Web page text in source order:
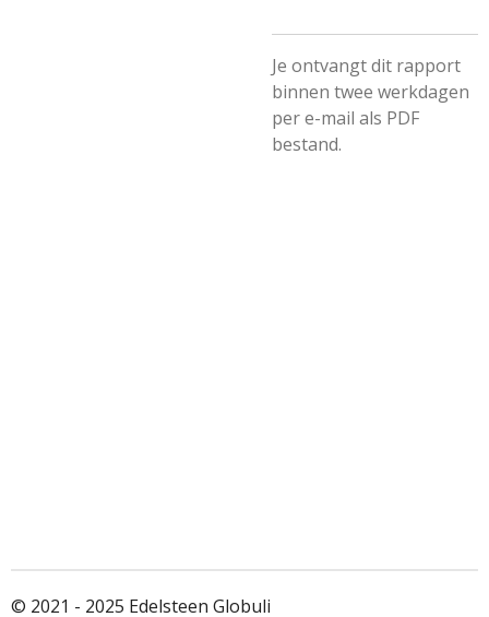
Je ontvangt dit rapport
binnen twee werkdagen
per e-mail als PDF
bestand.
© 2021 - 2025 Edelsteen Globuli